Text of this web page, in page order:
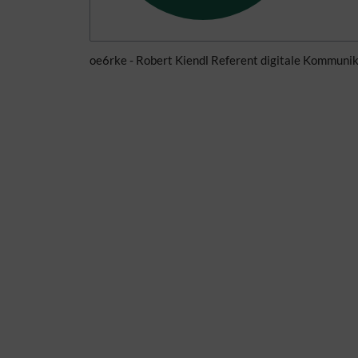
oe6rke - Robert Kiendl Referent digitale